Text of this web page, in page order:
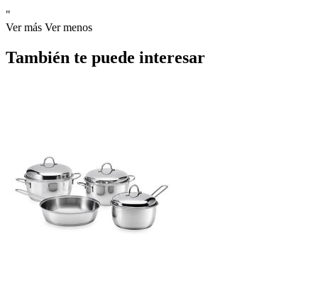
"
Ver más Ver menos
También te puede interesar